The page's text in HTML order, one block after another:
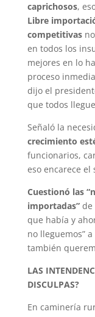
caprichosos,
Libre
competitivasno
en todos los
mejores en lo
proceso
dijo el
que todos
Señaló la
crecimiento
funcionarios,
eso encarece el
Cuestionó las
importadas”de
que había y
no lleguemos”
también
LAS
DISCULPAS?
En caminería